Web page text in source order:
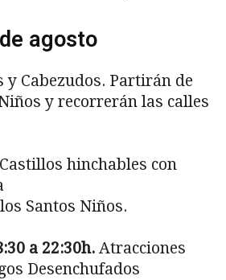
agosto
y Cabezudos. Partirán de
y recorrerán las calles
Castillos hinchables con
Santos Niños.
a 22:30h. Atracciones
Desenchufados